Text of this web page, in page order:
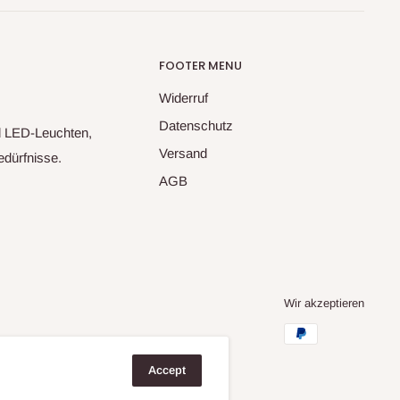
Leuchten,
FOOTER MENU
Widerruf
Datenschutz
Versand
AGB
Wir akzeptieren
Accept